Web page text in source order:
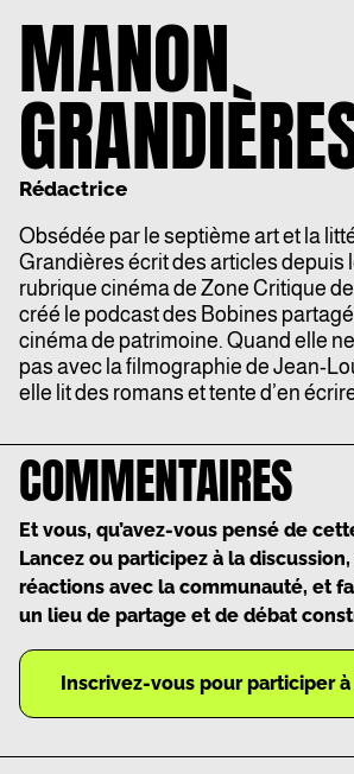
MANON
Rédactrice
Obsédée par le septième art et la
Grandières écrit des articles depuis
rubrique cinéma de Zone Critique
créé le podcast des Bobines
cinéma de patrimoine. Quand elle
pas avec la filmographie de Jean-
elle lit des romans et tente d’en
COMMENTAIRES
Et vous, qu’avez-vous pensé de
Lancez ou participez à la
réactions avec la communauté, et
un lieu de partage et de débat
Inscrivez-vous pour participer